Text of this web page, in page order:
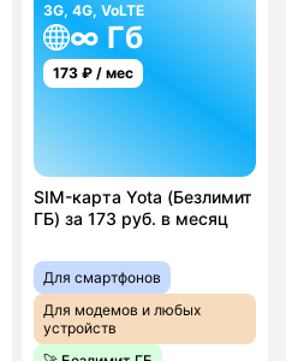
3G, 4G, VoLTE
∞ Гб
173 ₽ / мес
SIM-карта Yota (Безлимит
ГБ) за 173 руб. в месяц
Для смартфонов
Для модемов и любых
устройств